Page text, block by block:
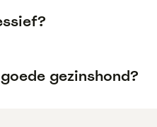
gezinshond?